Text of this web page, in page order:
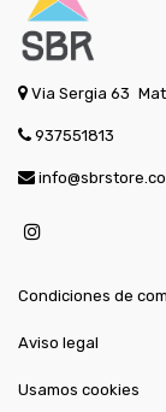
Via Sergia 63
937551813
Condiciones de
Aviso legal
Usamos cookies